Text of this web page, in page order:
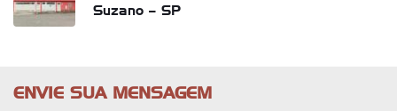
Suzano – SP
ENVIE SUA MENSAGEM